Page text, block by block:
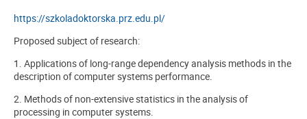
https://szkoladoktorska.prz.edu.pl/
Proposed subject of research:
1. Applications of long-range dependency analysis methods in the
description of computer systems performance.
2. Methods of non-extensive statistics in the analysis of
processing in computer systems.